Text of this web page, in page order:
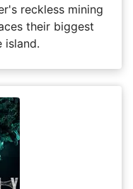
reckless mining
their biggest
island.